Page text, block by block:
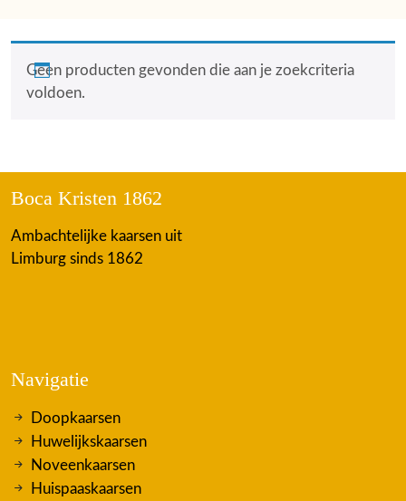
Geen producten gevonden die aan je zoekcriteria
voldoen.
Boca Kristen 1862
Ambachtelijke kaarsen uit
Limburg sinds 1862
Navigatie
Doopkaarsen
Huwelijkskaarsen
Noveenkaarsen
Huispaaskaarsen